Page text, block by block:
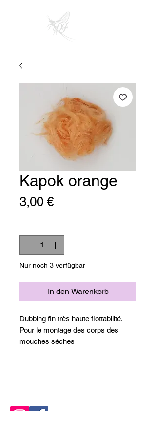
Kapok orange
3,00 €Preis
Nur noch 3 verfügbar
In den Warenkorb
Dubbing fin très haute flottabilité.
Pour le montage des corps des
mouches sèches